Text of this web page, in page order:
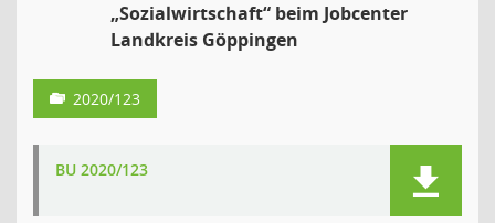
„Sozialwirtschaft“ beim Jobcenter
Landkreis Göppingen
2020/123
BU 2020/123